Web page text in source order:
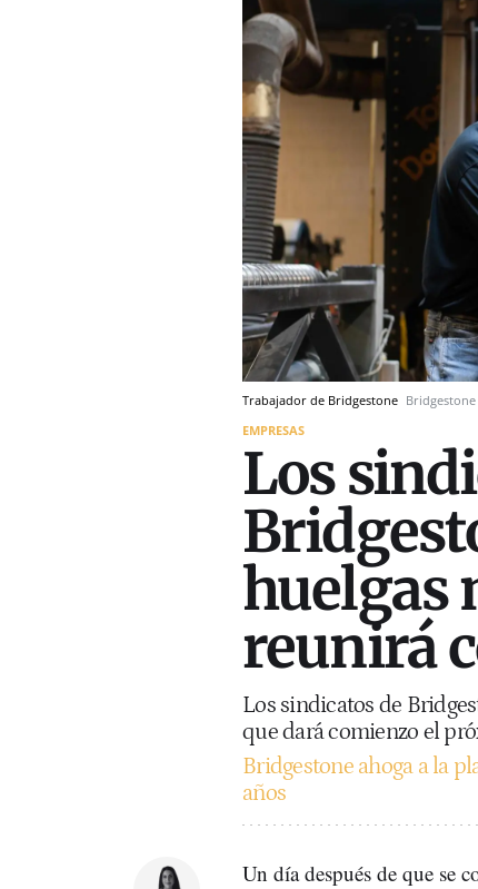
Trabajador de Bridgestone Bridgestone
EMPRESAS
Los
huelgas
reunirá
Los sindicatos de
que dará comienzo el
Bridgestone ahoga a la
años
Un día después de que se